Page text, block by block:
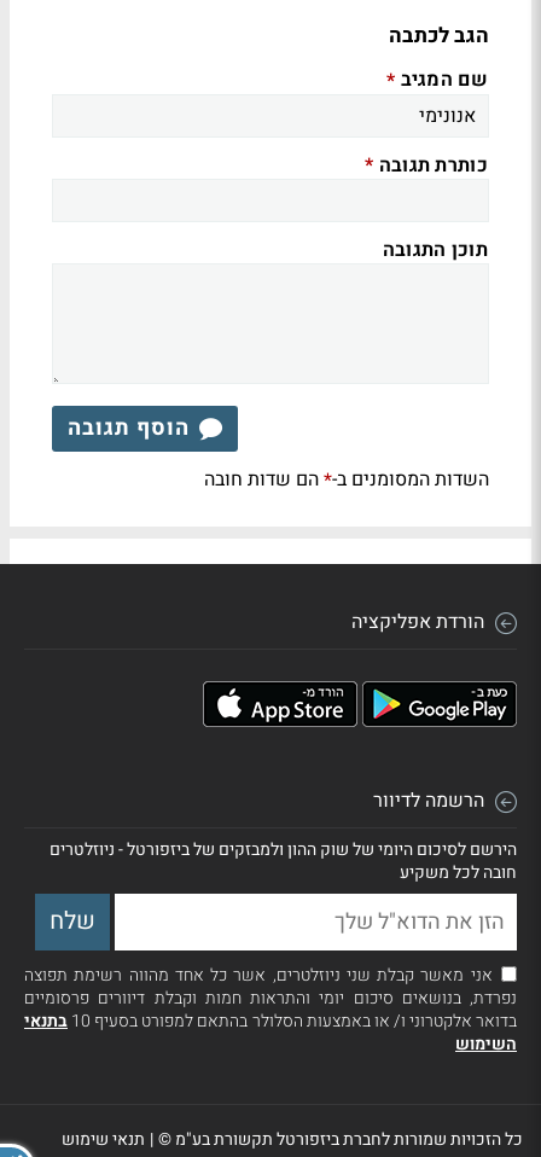
הגב לכתבה
שם המגיב *
כותרת תגובה *
תוכן התגובה
הוסף תגובה
השדות המסומנים ב-*הם שדות חובה
הורדת אפליקציה
הרשמה לדיוור
הירשם לסיכום היומי של שוק ההון ולמבזקים של ביזפורטל - ניוזלטרים
חובה לכל משקיע
אני מאשר קבלת שני ניוזלטרים, אשר כל אחד מהווה רשימת תפוצה
נפרדת, בנושאים סיכום יומי והתראות חמות וקבלת דיוורים פרסומיים
בדואר אלקטרוני ו/ או באמצעות הסלולר בהתאם למפורט בסעיף 10
בתנאי
השימוש
כל הזכויות שמורות לחברת ביזפורטל תקשורת בע"מ ©| תנאי שימוש